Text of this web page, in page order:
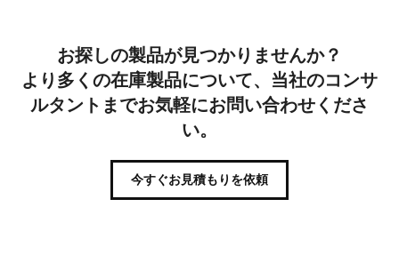
お探しの製品が見つかりませんか？
より多くの在庫製品について、当社のコンサ
ルタントまでお気軽にお問い合わせくださ
い。
今すぐお見積もりを依頼